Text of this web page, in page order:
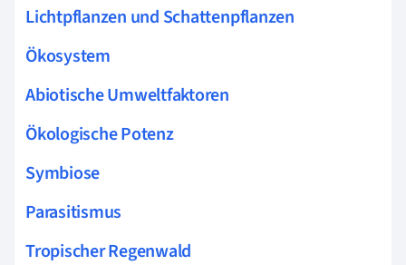
Lichtpflanzen und Schattenpflanzen
Ökosystem
Abiotische Umweltfaktoren
Ökologische Potenz
Symbiose
Parasitismus
Tropischer Regenwald